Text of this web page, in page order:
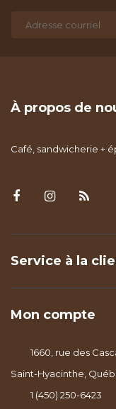
À propos de
Café, sandwicherie +
Service à la
Mon compte
1660, rue des
Saint-Hyacinthe,
1 (450) 250-6423